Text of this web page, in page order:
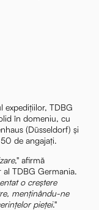
expedițiilor, TDBG
în domeniu, cu
(Düsseldorf) și
de angajați.
," afirmă
TDBG Germania.
o creștere
menținându-ne
pieței."